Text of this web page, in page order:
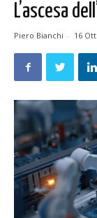
L’ascesa
Piero Bianchi - 16